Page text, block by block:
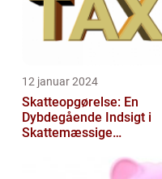
12 januar 2024
Skatteopgørelse: En
Dybdegående Indsigt i
Skattemæssige